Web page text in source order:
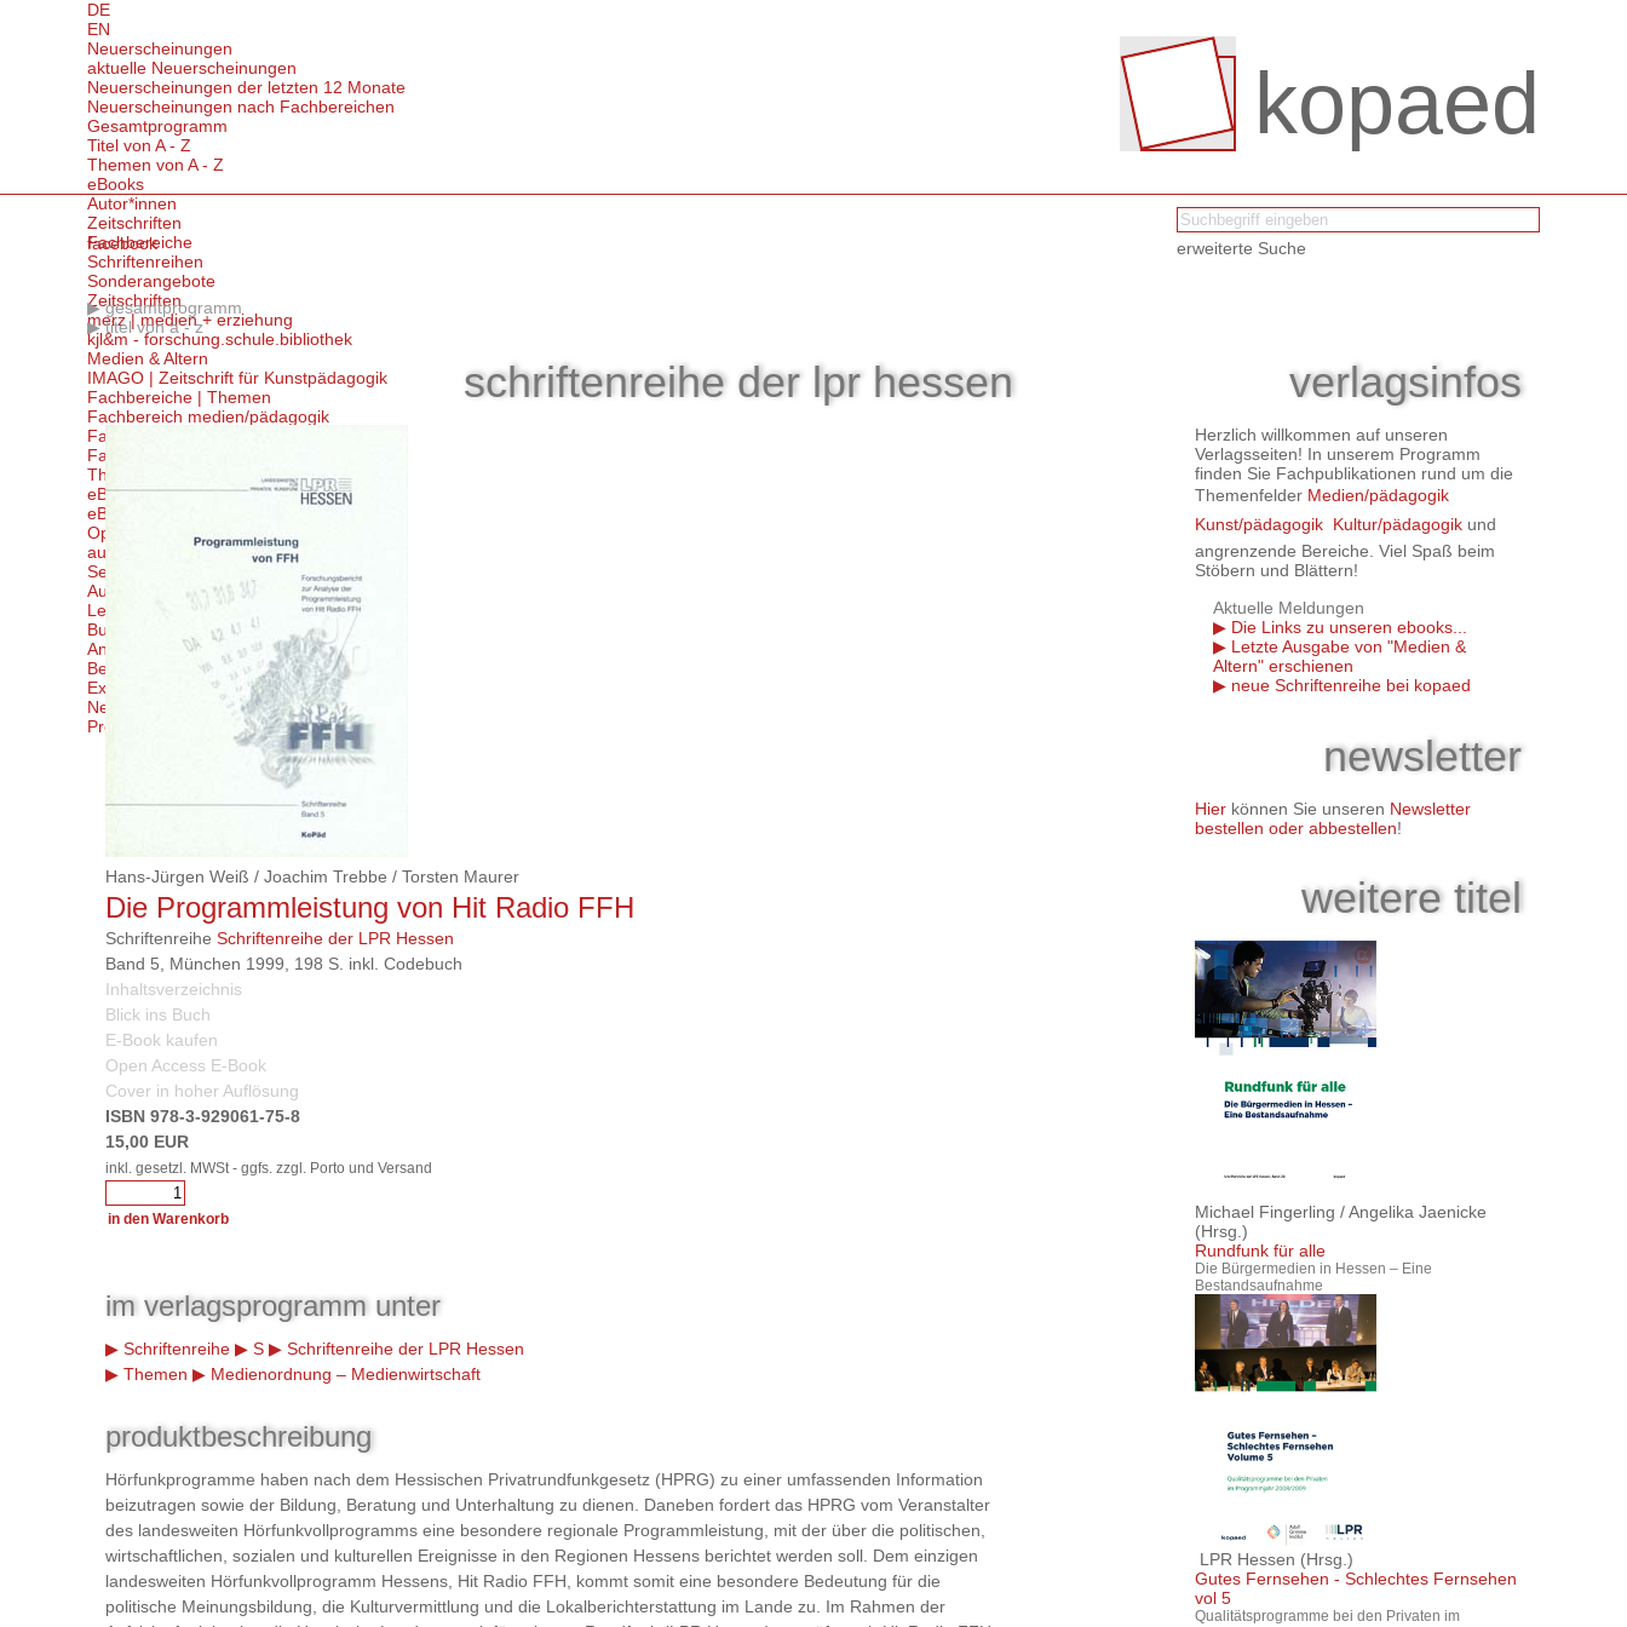
kopaed
DE
EN
Neuerscheinungen
aktuelle Neuerscheinungen
Neuerscheinungen der letzten 12 Monate
Neuerscheinungen nach Fachbereichen
Gesamtprogramm
Titel von A - Z
Themen von A - Z
eBooks
Autor*innen
Zeitschriften
Fachbereiche
Schriftenreihen
Sonderangebote
Zeitschriften
merz | medien + erziehung
kjl&m - forschung.schule.bibliothek
Medien & Altern
IMAGO | Zeitschrift für Kunstpädagogik
Fachbereiche | Themen
Fachbereich medien/pädagogik
Fachbereich kunst/pädagogik
Fachbereich kultur/pädagogik
Themen von A-Z
eBooks
eBooks kaufen
Open Access eBooks
autor*innen
Service
Autor*innen
Leser*innen
Buchhandel
Anzeigenkund*innen
Bestellmöglichkeiten
Externe Links
Newsletter abonnieren/k
Produktsicherheitsverordnung
erweiterte Suche
facebook
gesamtprogramm
titel von a - z
schriftenreihe der lpr hessen
Hans-Jürgen Weiß / Joachim Trebbe / Torsten Maurer
Die Programmleistung von Hit Radio FFH
Schriftenreihe Schriftenreihe der LPR Hessen
Band 5, München 1999, 198 S. inkl. Codebuch
Inhaltsverzeichnis
Blick ins Buch
E-Book kaufen
Open Access E-Book
Cover in hoher Auflösung
ISBN 978-3-929061-75-8
15,00 EUR
inkl. gesetzl. MWSt - ggfs. zzgl. Porto und Versand
im verlagsprogramm unter
Schriftenreihe S
Schriftenreihe der LPR Hessen
Themen
Medienordnung – Medienwirtschaft
produktbeschreibung
Hörfunkprogramme haben nach dem Hessischen Privatrundfunkgesetz (HPRG) zu einer umfassenden Information
beizutragen sowie der Bildung, Beratung und Unterhaltung zu dienen. Daneben fordert das HPRG vom Veranstalter
des landesweiten Hörfunkvollprogramms eine besondere regionale Programmleistung, mit der über die politischen,
wirtschaftlichen, sozialen und kulturellen Ereignisse in den Regionen Hessens berichtet werden soll. Dem einzigen
landesweiten Hörfunkvollprogramm Hessens, Hit Radio FFH, kommt somit eine besondere Bedeutung für die
politische Meinungsbildung, die Kulturvermittlung und die Lokalberichterstattung im Lande zu. Im Rahmen der
verlagsinfos
Herzlich willkommen auf unseren
Verlagsseiten! In unserem Programm
finden Sie Fachpublikationen rund um die
Themenfelder Medien/pädagogik
Kunst/pädagogik Kultur/pädagogik und
angrenzende Bereiche. Viel Spaß beim
Stöbern und Blättern!
Aktuelle Meldungen
Die Links zu unseren ebooks...
Letzte Ausgabe von "Medien &
Altern" erschienen
neue Schriftenreihe bei kopaed
newsletter
Hier können Sie unseren Newsletter
bestellen oder abbestellen!
weitere titel
Michael Fingerling /Angelika Jaenicke
(Hrsg.)
Rundfunk für alle
Die Bürgermedien in Hessen – Eine
Bestandsaufnahme
LPR Hessen (Hrsg.)
Gutes Fernsehen - Schlechtes Fernsehen
vol 5
Qualitätsprogramme bei den Privaten im